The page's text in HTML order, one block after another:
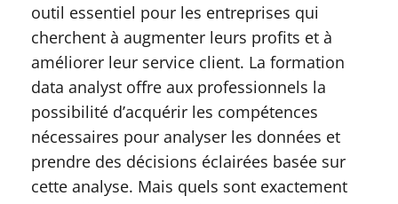
outil essentiel pour les entreprises qui
cherchent à augmenter leurs profits et à
améliorer leur service client. La formation
data analyst offre aux professionnels la
possibilité d’acquérir les compétences
nécessaires pour analyser les données et
prendre des décisions éclairées basée sur
cette analyse. Mais quels sont exactement